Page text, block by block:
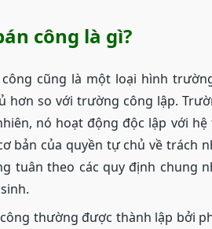
công là gì?
cũng là một loại hình
hơn so với trường công lập.
nó hoạt động độc lập với
bản của quyền tự chủ về trách
tuân theo các quy định chung
thường được thành lập bởi